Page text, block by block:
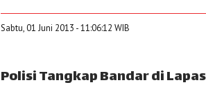
Sabtu, 01 Juni 2013 - 11:06:12 WIB
Polisi Tangkap Bandar di Lapas